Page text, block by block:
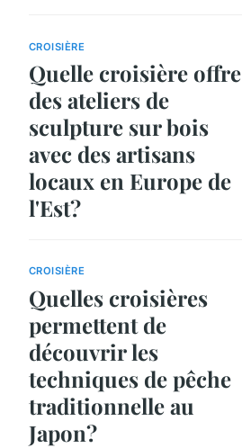
CROISIÈRE
Quelle croisière offre
des ateliers de
sculpture sur bois
avec des artisans
locaux en Europe de
l'Est?
CROISIÈRE
Quelles croisières
permettent de
découvrir les
techniques de pêche
traditionnelle au
Japon?